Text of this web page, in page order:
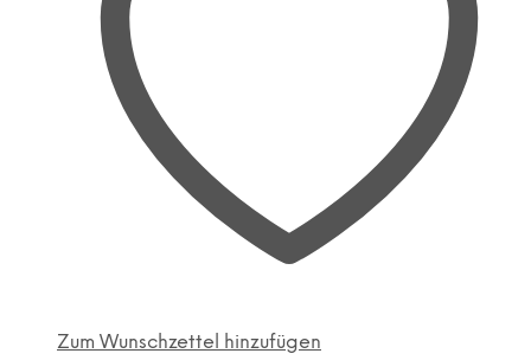
Zum Wunschzettel hinzufügen